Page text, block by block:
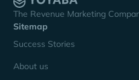
The Revenue Marketing
Sitemap
Success Stories
About us